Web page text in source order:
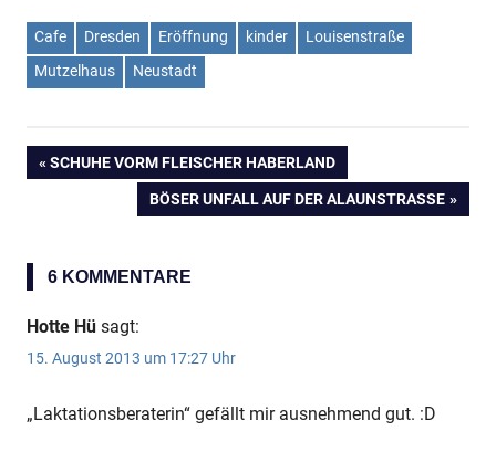
Cafe Dresden Eröffnung kinder
Louisenstraße
Mutzelhaus
Neustadt
Beitragsnavigation
VORHERIGER
SCHUHE VORM FLEISCHER HABERLAND
NÄCHSTER
BÖSER UNFALL AUF DER ALAUNSTRASSE
6 KOMMENTARE
Hotte Hü sagt:
15. August 2013 um 17:27 Uhr
„Laktationsberaterin“ gefällt mir ausnehmend gut. :D